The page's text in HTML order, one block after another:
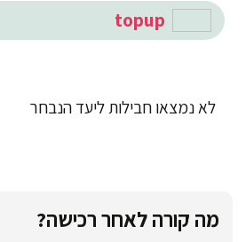
topup
לא נמצאו חבילות ליעד הנבחר
מה קורה לאחר רכישה?